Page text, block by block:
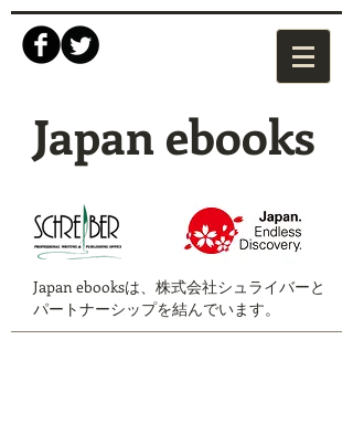
Japan ebooks
Japan ebooksは、株式会社シュライバーと
パートナーシップを結んでいます。